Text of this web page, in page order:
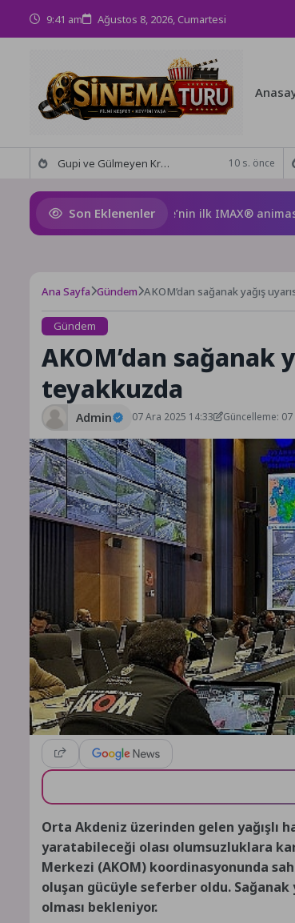
9:41 am Ağustos 8, 2026, Cumartesi
Gupi ve Gülmeyen Kral Türkiye’nin ilk IMAX® animasyon filmi oluyor 10 s. önce
Son Eklenenler
Gülmeyen Kral Türkiye’nin ilk IMAX® animasyon
Ana Sayfa Gündem AKOM’dan sağanak yağış
Gündem
AKOM’dan sağanak
teyakkuzda
Admin 07 Ara 2025 14:33 Güncelleme:
Orta Akdeniz üzerinden gelen yağışlı
yaratabileceği olası olumsuzluklara
Merkezi (AKOM) koordinasyonunda
oluşan gücüyle seferber oldu.
olması bekleniyor.